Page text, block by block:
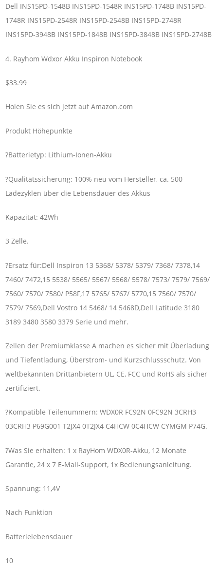
Dell INS15PD-1548B INS15PD-1548R INS15PD-1748B INS15PD-
1748R INS15PD-2548R INS15PD-2548B INS15PD-2748R
INS15PD-3948B INS15PD-1848B INS15PD-3848B INS15PD-2748B
4. Rayhom Wdxor Akku Inspiron Notebook
$33.99
Holen Sie es sich jetzt auf Amazon.com
Produkt Höhepunkte
?Batterietyp: Lithium-Ionen-Akku
?Qualitätssicherung: 100% neu vom Hersteller, ca. 500
Ladezyklen über die Lebensdauer des Akkus
Kapazität: 42Wh
3 Zelle.
?Ersatz für:Dell Inspiron 13 5368/ 5378/ 5379/ 7368/ 7378,14
7460/ 7472,15 5538/ 5565/ 5567/ 5568/ 5578/ 7573/ 7579/ 7569/
7560/ 7570/ 7580/ P58F,17 5765/ 5767/ 5770,15 7560/ 7570/
7579/ 7569,Dell Vostro 14 5468/ 14 5468D,Dell Latitude 3180
3189 3480 3580 3379 Serie und mehr.
Zellen der Premiumklasse A machen es sicher mit Überladung
und Tiefentladung, Überstrom- und Kurzschlussschutz. Von
weltbekannten Drittanbietern UL, CE, FCC und RoHS als sicher
zertifiziert.
?Kompatible Teilenummern: WDX0R FC92N 0FC92N 3CRH3
03CRH3 P69G001 T2JX4 0T2JX4 C4HCW 0C4HCW CYMGM P74G.
?Was Sie erhalten: 1 x RayHom WDX0R-Akku, 12 Monate
Garantie, 24 x 7 E-Mail-Support, 1x Bedienungsanleitung.
Spannung: 11,4V
Nach Funktion
Batterielebensdauer
10